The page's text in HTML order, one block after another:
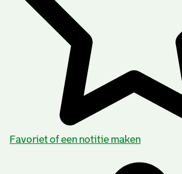
Favoriet of een notitie maken